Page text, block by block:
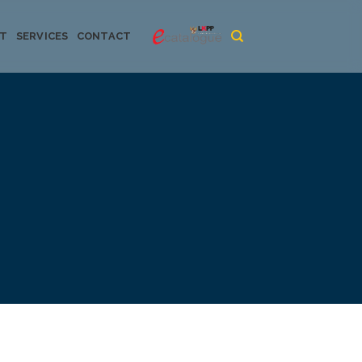
SERVICES CONTACT